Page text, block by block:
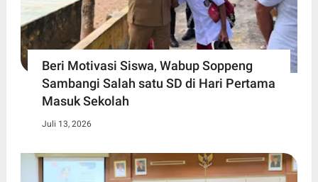
Beri Motivasi Siswa, Wabup Soppeng
Sambangi Salah satu SD di Hari Pertama
Masuk Sekolah
Juli 13, 2026